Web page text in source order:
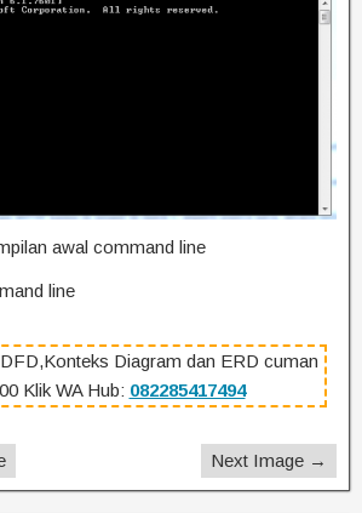
awal command line
line
Diagram dan ERD cuman
Klik WA Hub: 082285417494
Next Image →